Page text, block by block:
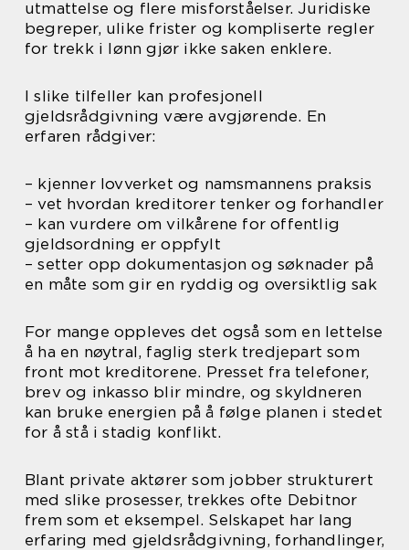
utmattelse og flere misforståelser. Juridiske
begreper, ulike frister og kompliserte regler
for trekk i lønn gjør ikke saken enklere.
I slike tilfeller kan profesjonell
gjeldsrådgivning være avgjørende. En
erfaren rådgiver:
– kjenner lovverket og namsmannens praksis
– vet hvordan kreditorer tenker og forhandler
– kan vurdere om vilkårene for offentlig
gjeldsordning er oppfylt
– setter opp dokumentasjon og søknader på
en måte som gir en ryddig og oversiktlig sak
For mange oppleves det også som en lettelse
å ha en nøytral, faglig sterk tredjepart som
front mot kreditorene. Presset fra telefoner,
brev og inkasso blir mindre, og skyldneren
kan bruke energien på å følge planen i stedet
for å stå i stadig konflikt.
Blant private aktører som jobber strukturert
med slike prosesser, trekkes ofte Debitnor
frem som et eksempel. Selskapet har lang
erfaring med gjeldsrådgivning, forhandlinger,